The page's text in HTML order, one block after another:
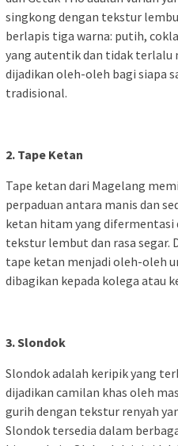
singkong dengan tekstur
berlapis tiga warna: putih,
yang autentik dan tidak terlalu
dijadikan oleh-oleh bagi siapa
tradisional.
2. Tape Ketan
Tape ketan dari Magelang
perpaduan antara manis dan
ketan hitam yang difermentasi
tekstur lembut dan rasa segar.
tape ketan menjadi oleh-oleh
dibagikan kepada kolega atau
3. Slondok
Slondok adalah keripik yang
dijadikan camilan khas oleh
gurih dengan tekstur renyah
Slondok tersedia dalam